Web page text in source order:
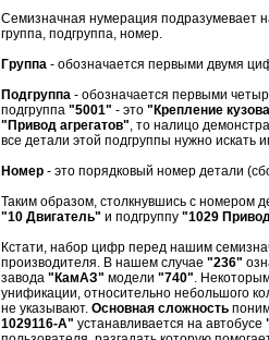
Семизначная нумерация подразумевает
группа, подгруппа, номер.
Группа - обозначается первыми двумя
Подгруппа - обозначается первыми
подгруппа "5001" - это "Крепление
"Привод агрегатов", то налицо
все детали этой подгруппы нужно искать
Номер - это порядковый номер детали
Таким образом, столкнувшись с номером
"10 Двигатель" и подгруппу "1029
Кстати, набор цифр перед нашим
производителя. В нашем случае "236"
завода "КамАЗ" модели "740".
унификации, относительно небольшого
не указывают. Основная сложность
1029116-А" устанавливается на автобусе